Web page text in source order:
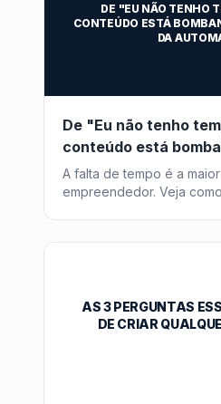
DE "EU NÃO TENHO
CONTEÚDO ESTÁ
DA
De "Eu não tenho
conteúdo está
Revolução da
A falta de tempo é a
empreendedor. Veja
AS 3 PERGUNTAS
DE CRIAR